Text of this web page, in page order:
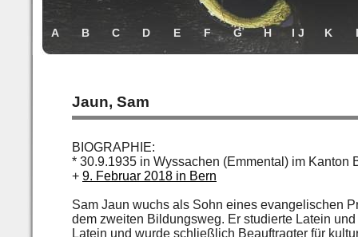
A B C D E F G H I J K
Jaun, Sam
BIOGRAPHIE:
* 30.9.1935 in Wyssachen (Emmental) im Kanton
+ 9. Februar 2018 in Bern
Sam Jaun wuchs als Sohn eines evangelischen
dem zweiten Bildungsweg. Er studierte Latein
Latein und wurde schließlich Beauftragter für